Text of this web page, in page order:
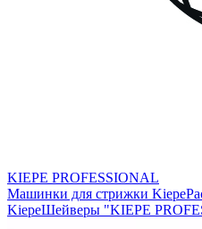
KIEPE PROFESSIONAL
Машинки для стрижки Kiepe
KiepeШейверы "KIEPE